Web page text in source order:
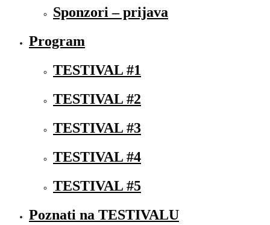
Sponzori – prijava
Program
TESTIVAL #1
TESTIVAL #2
TESTIVAL #3
TESTIVAL #4
TESTIVAL #5
Poznati na TESTIVALU